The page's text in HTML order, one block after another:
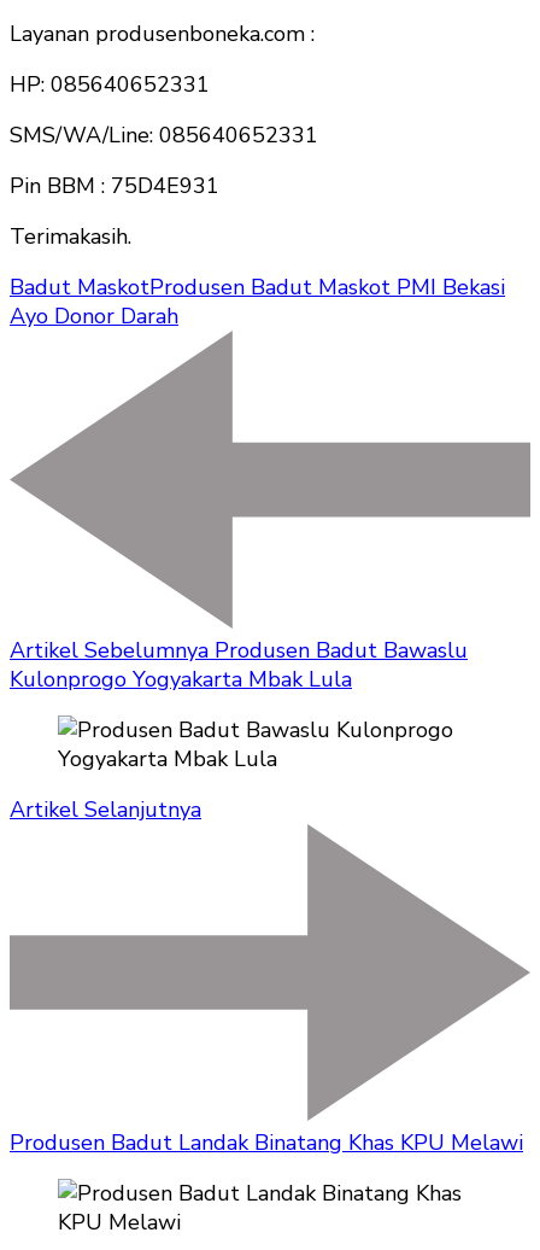
Layanan produsenboneka.com :
HP: 085640652331
SMS/WA/Line: 085640652331
Pin BBM : 75D4E931
Terimakasih.
Badut MaskotProdusen Badut Maskot PMI Bekasi
Ayo Donor Darah
Artikel Sebelumnya Produsen Badut Bawaslu
Kulonprogo Yogyakarta Mbak Lula
Artikel Selanjutnya
Produsen Badut Landak Binatang Khas KPU Melawi